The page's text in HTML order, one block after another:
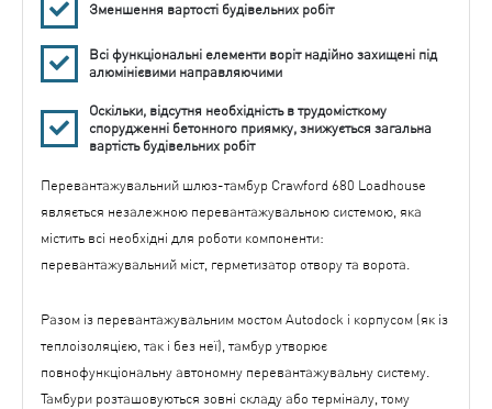
Зменшення вартості будівельних робіт
Всі функціональні елементи воріт надійно захищені під
алюмінієвими направляючими
Оскільки, відсутня необхідність в трудомісткому
спорудженні бетонного приямку, знижується загальна
вартість будівельних робіт
Перевантажувальний шлюз-тамбур Crawford 680 Loadhouse
являється незалежною перевантажувальною системою, яка
містить всі необхідні для роботи компоненти:
перевантажувальний міст, герметизатор отвору та ворота.
Разом із перевантажувальним мостом Autodock і корпусом (як із
теплоізоляцією, так і без неї), тамбур утворює
повнофункціональну автономну перевантажувальну систему.
Тамбури розташовуються зовні складу або терміналу, тому